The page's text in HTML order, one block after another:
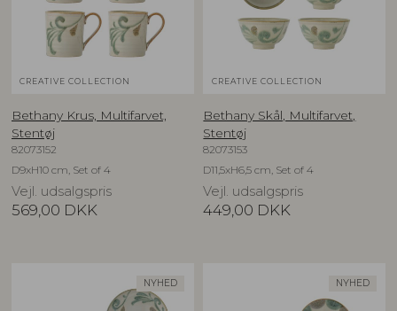
CREATIVE COLLECTION
Bethany Krus, Multifarvet,
Stentøj
82073152
D9xH10 cm, Set of 4
Vejl. udsalgspris
569,00 DKK
CREATIVE COLLECTION
Bethany Skål, Multifarvet,
Stentøj
82073153
D11,5xH6,5 cm, Set of 4
Vejl. udsalgspris
449,00 DKK
NYHED NYHED